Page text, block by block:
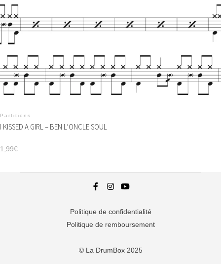
Partitions
I KISSED A GIRL – BEN L’ONCLE SOUL
1,99€
Politique de confidentialité
Politique de remboursement
© La DrumBox 2025